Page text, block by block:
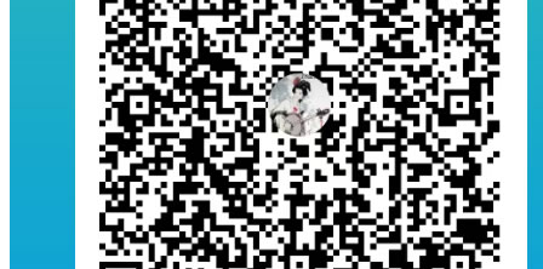
臧美莹 胡宏鑫
鲁艺窑火:冼星海《黄河大
合唱》创作记
辽宁
张朝翥 雄师少女 广东
张嘉博
最后的渔猎部落——查干
湖冬捕
广东